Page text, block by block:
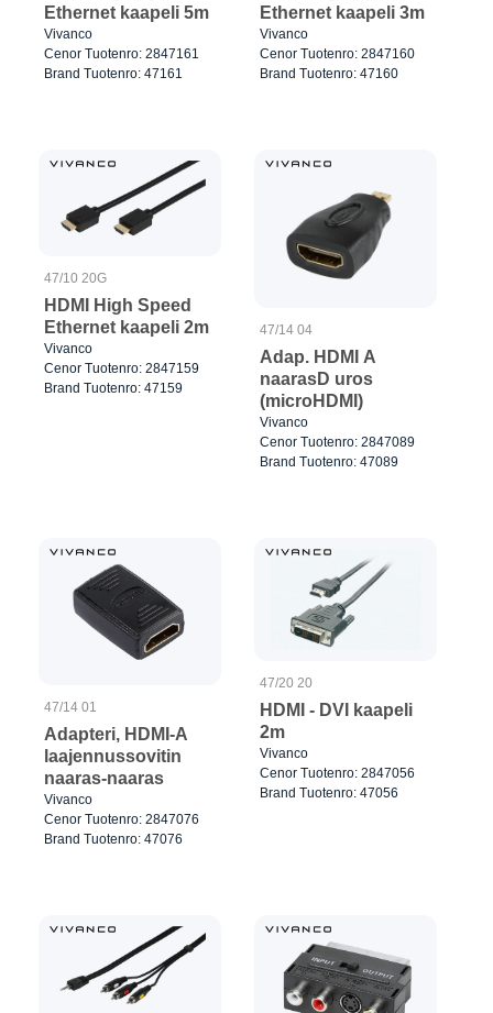
Ethernet kaapeli 5m
Vivanco
Cenor Tuotenro: 2847161
Brand Tuotenro: 47161
Ethernet kaapeli 3m
Vivanco
Cenor Tuotenro: 2847160
Brand Tuotenro: 47160
47/10 20G
HDMI High Speed
Ethernet kaapeli 2m
Vivanco
Cenor Tuotenro: 2847159
Brand Tuotenro: 47159
47/14 04
Adap. HDMI A
naarasD uros
(microHDMI)
Vivanco
Cenor Tuotenro: 2847089
Brand Tuotenro: 47089
47/14 01
Adapteri, HDMI-A
laajennussovitin
naaras-naaras
Vivanco
Cenor Tuotenro: 2847076
Brand Tuotenro: 47076
47/20 20
HDMI - DVI kaapeli
2m
Vivanco
Cenor Tuotenro: 2847056
Brand Tuotenro: 47056